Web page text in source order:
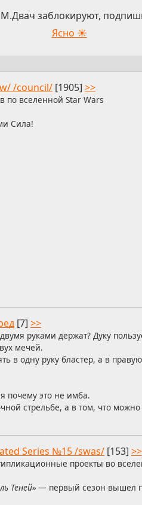
М.Двач заблокируют,
Ясно ☀
/council/ [1905] >>
по вселенной Star Wars
Сила!
[7] >>
руками держат? Дуку
мечей.
в одну руку бластер, а в
почему это не имба.
стрельбе, а в том, что
Series №15 /swas/ [153] >>
проекты во
Теней» — первый сезон вышел